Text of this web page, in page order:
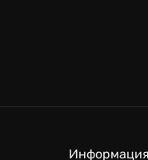
Информация